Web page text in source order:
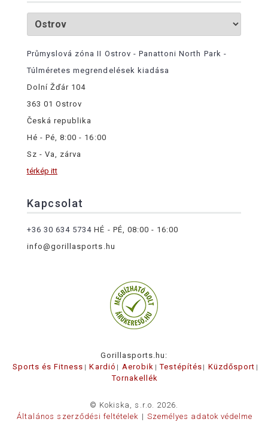
Průmyslová zóna II Ostrov - Panattoni North Park -
Túlméretes megrendelések kiadása
Dolní Žďár 104
363 01 Ostrov
Česká republika
Hé - Pé, 8:00 - 16:00
Sz - Va, zárva
térkép itt
Kapcsolat
+36 30 634 5734 HÉ - PÉ, 08:00 - 16:00
info@gorillasports.hu
Gorillasports.hu:
Sports és Fitness
Kardió Aerobik Testépítés
Küzdősport
Tornakellék
© Kokiska, s.r.o. 2026.
Általános szerződési feltételek
Személyes adatok védelme